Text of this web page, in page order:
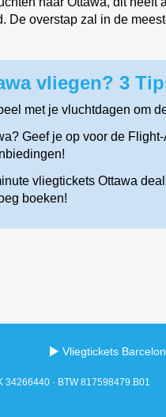
De overstap zal in de
vliegen? 3
met je vluchtdagen om
Geef je op voor de
vliegtickets Ottawa
boeken!
Vliegtickets
· BTW 817598479.B01